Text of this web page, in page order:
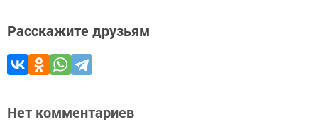
Расскажите друзьям
Нет комментариев